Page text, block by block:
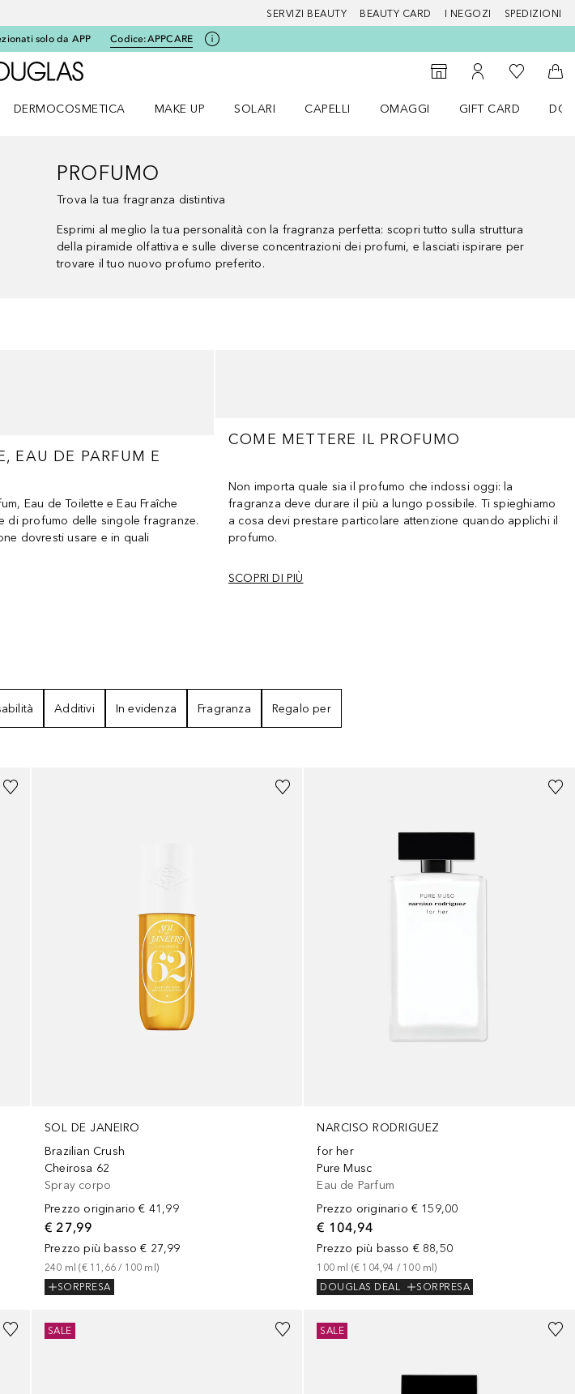
SERVIZI BEAUTY BEAUTY CARD I NEGOZI SPEDIZIONI
solo da APP Codice:APPCARE
A Douglas Home
StorefinderAl Mio Account
Alla Mia
Al
DERMOCOSMETICA
MAKE UP
SOLARI
CAPELLI
OMAGGI
GIFT CARD
PROFUMO
Trova la tua fragranza distintiva
Esprimi al meglio la tua personalità con la fragranza perfetta: scopri tutto sulla struttura
della piramide olfattiva e sulle diverse concentrazioni dei profumi, e lasciati ispirare per
trovare il tuo nuovo profumo preferito.
EAU DE PARFUM E
Eau de Toilette e Eau Fraîche
di profumo delle singole fragranze.
dovresti usare e in quali
COME METTERE IL PROFUMO
Non importa quale sia il profumo che indossi oggi: la
fragranza deve durare il più a lungo possibile. Ti spieghiamo
a cosa devi prestare particolare attenzione quando applichi il
profumo.
SCOPRI DI PIÙ
Additivi In evidenza Fragranza Regalo per
SOL DE JANEIRO
Brazilian Crush
Cheirosa 62
Spray corpo
Prezzo originario € 41,99
€ 27,99
Prezzo più basso € 27,99
240 ml (€ 11,66 / 100 ml)
SORPRESA
NARCISO RODRIGUEZ
for her
Pure Musc
Eau de Parfum
Prezzo originario € 159,00
€ 104,94
Prezzo più basso € 88,50
100 ml (€ 104,94 / 100 ml)
DOUGLAS DEAL
SORPRESA
SALE SALE